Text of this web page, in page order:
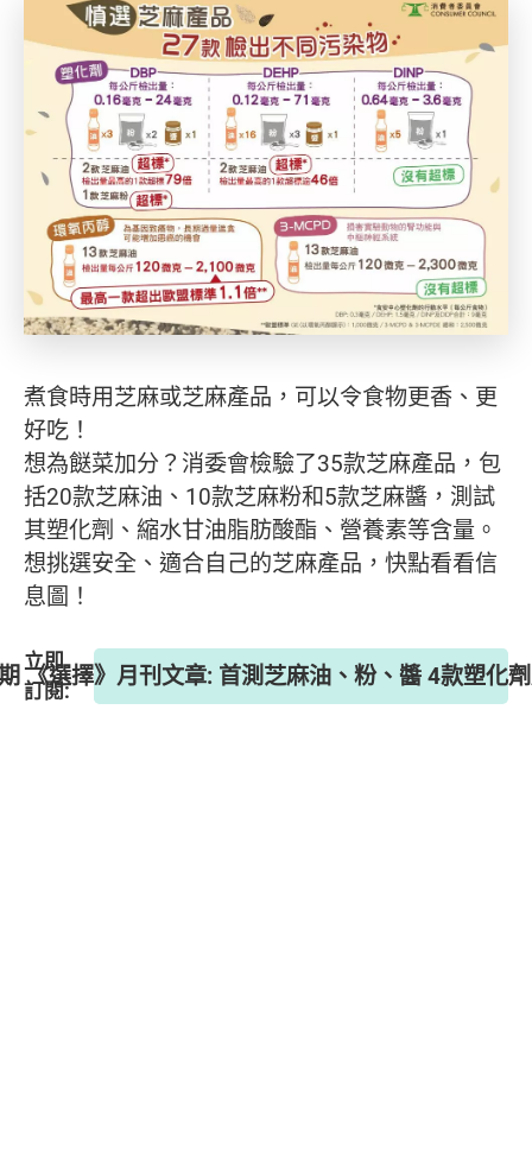
煮食時用芝麻或芝麻產品，可以令食物更香、更
好吃！
想為餸菜加分？消委會檢驗了35款芝麻產品，包
括20款芝麻油、10款芝麻粉和5款芝麻醬，測試
其塑化劑、縮水甘油脂肪酸酯、營養素等含量。
想挑選安全、適合自己的芝麻產品，快點看看信
息圖！
立即
訂閱:
《選擇》月刊文章: 首測芝麻油、粉、醬 4款塑化